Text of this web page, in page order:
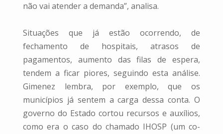
não vai atender a demanda”, analisa.
Situações que já estão ocorrendo, de
fechamento de hospitais, atrasos de
pagamentos, aumento das filas de espera,
tendem a ficar piores, seguindo esta análise.
Gimenez lembra, por exemplo, que os
municípios já sentem a carga dessa conta. O
governo do Estado cortou recursos e auxílios,
como era o caso do chamado IHOSP (um co-